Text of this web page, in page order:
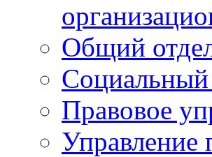
Общий
Социальный
Правовое
Управление